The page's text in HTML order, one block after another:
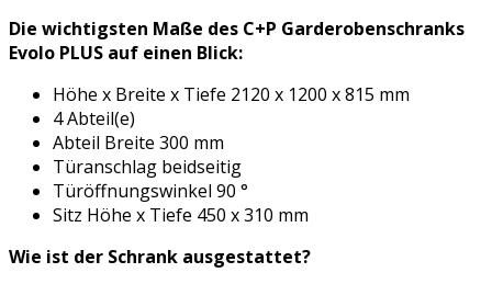
Die wichtigsten Maße des C+P Garderobenschranks
Evolo PLUS auf einen Blick:
Höhe x Breite x Tiefe 2120 x 1200 x 815 mm
4 Abteil(e)
Abteil Breite 300 mm
Türanschlag beidseitig
Türöffnungswinkel 90 °
Sitz Höhe x Tiefe 450 x 310 mm
Wie ist der Schrank ausgestattet?